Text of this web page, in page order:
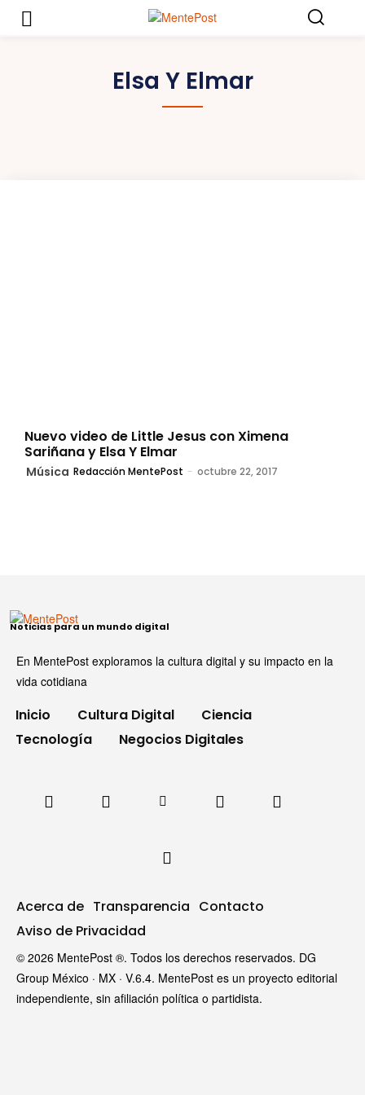
Elsa Y Elmar
Nuevo video de Little Jesus con Ximena
Sariñana y Elsa Y Elmar
Música Redacción MentePost - octubre 22, 2017
Noticias para un mundo digital
En MentePost exploramos la cultura digital y su impacto en la
vida cotidiana
Inicio Cultura Digital
Ciencia
Tecnología
Negocios Digitales
Acerca de Transparencia Contacto
Aviso de Privacidad
© 2026 MentePost ®. Todos los derechos reservados. DG
Group México · MX · V.6.4. MentePost es un proyecto editorial
independiente, sin afiliación política o partidista.